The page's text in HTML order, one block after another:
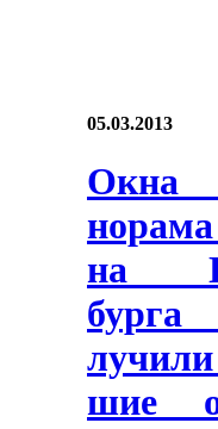
05.03.2013
на
шие